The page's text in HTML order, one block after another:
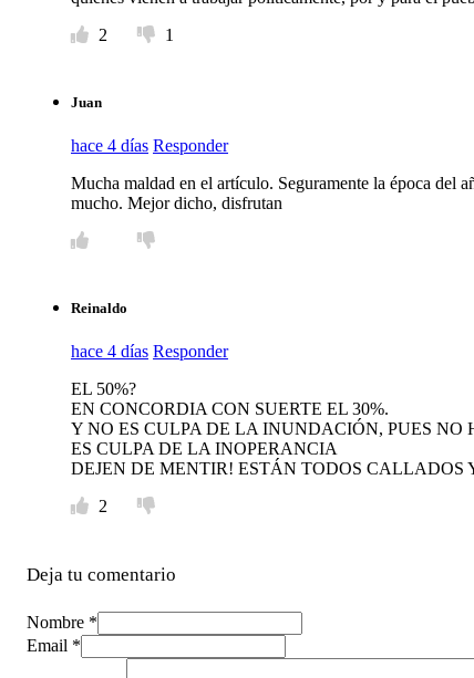
2
1
Juan
hace 4 días Responder
Mucha maldad en el artículo. Seguramente la época del
mucho. Mejor dicho, disfrutan
Reinaldo
hace 4 días Responder
EL 50%?
EN CONCORDIA CON SUERTE EL 30%.
Y NO ES CULPA DE LA INUNDACIÓN, PUES NO
ES CULPA DE LA INOPERANCIA
DEJEN DE MENTIR! ESTÁN TODOS CALLADOS
2
Deja tu comentario
Nombre *
Email *